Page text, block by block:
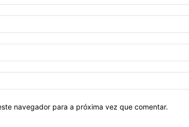
navegador para a próxima vez que comentar.